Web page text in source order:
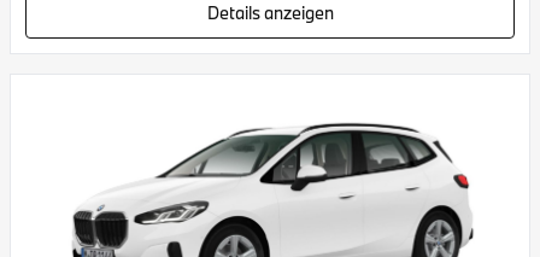
Details anzeigen